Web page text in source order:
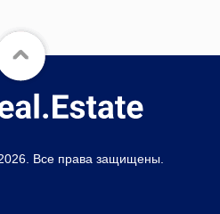
Все права защищены.